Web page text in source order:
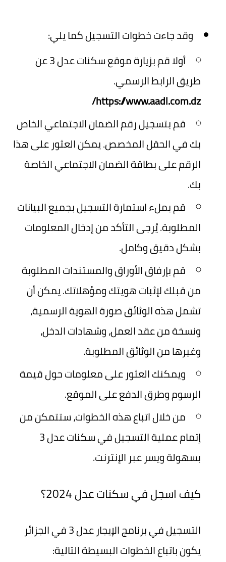
وقد جاءت خطوات التسجيل كما يلي:
أولا قم بزيارة موقع سكنات عدل 3 عن
طريق الرابط الرسمي.
https://www.aadl.com.dz/
قم بتسجيل رقم الضمان الاجتماعي الخاص
بك في الحقل المخصص. يمكن العثور على هذا
الرقم على بطاقة الضمان الاجتماعي الخاصة
بك.
قم بملء استمارة التسجيل بجميع البيانات
المطلوبة. يُرجى التأكد من إدخال المعلومات
بشكل دقيق وكامل.
قم بإرفاق الأوراق والمستندات المطلوبة
من قبلك لإثبات هويتك ومؤهلاتك. يمكن أن
تشمل هذه الوثائق صورة الهوية الرسمية،
ونسخة من عقد العمل، وشهادات الدخل،
وغيرها من الوثائق المطلوبة.
ويمكنك العثور على معلومات حول قيمة
الرسوم وطرق الدفع على الموقع.
من خلال اتباع هذه الخطوات، ستتمكن من
إتمام عملية التسجيل في سكنات عدل 3
بسهولة ويسر عبر الإنترنت.
كيف اسجل في سكنات عدل 2024؟
التسجيل في برنامج الإيجار عدل 3 في الجزائر
يكون باتباع الخطوات البسيطة التالية: